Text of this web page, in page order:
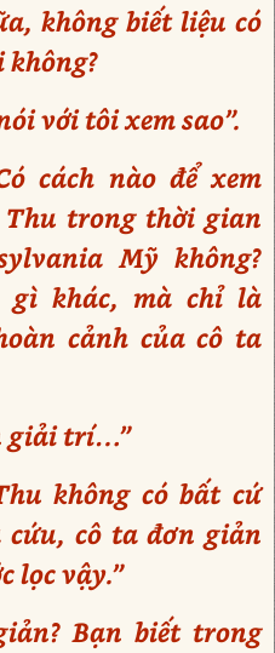
không biết liệu có
không?
với tôi xem sao”.
cách nào để xem
Thu trong thời gian
Mỹ không?
gì khác, mà chỉ là
cảnh của cô ta
giải trí…”
không có bất cứ
cô ta đơn giản
lọc vậy.”
Bạn biết trong